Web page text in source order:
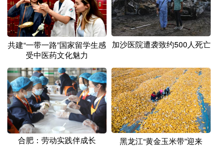
共建“一带一路”国家留学生感
受中医药文化魅力
加沙医院遭袭致约500人死亡
合肥：劳动实践伴成长 黑龙江“黄金玉米带”迎来